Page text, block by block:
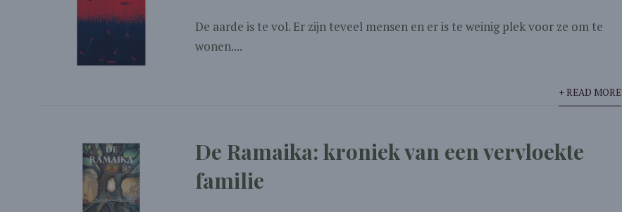
De aarde is te vol. Er zijn teveel mensen en er is te weinig plek voor ze om te
wonen....
+ READ MORE
De Ramaika: kroniek van een vervloekte
familie